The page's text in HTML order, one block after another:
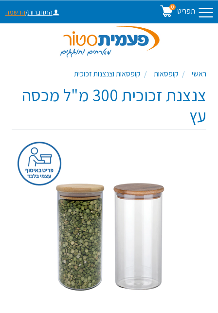
תפריט 0
התחברות/הרשמה
ראשי קופסאות קופסאות וצנצנות זכוכית
צנצנת זכוכית 300 מ"ל מכסה
עץ